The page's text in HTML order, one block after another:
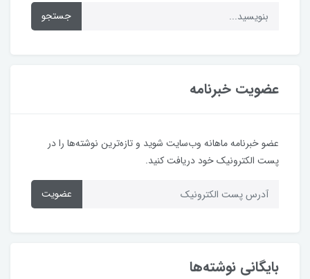
جستجو
عضویت خبرنامه
عضو خبرنامه ماهانه وب‌سایت شوید و تازه‌ترین نوشته‌ها را در
پست الکترونیک خود دریافت کنید.
عضویت
بایگانی نوشته‌ها